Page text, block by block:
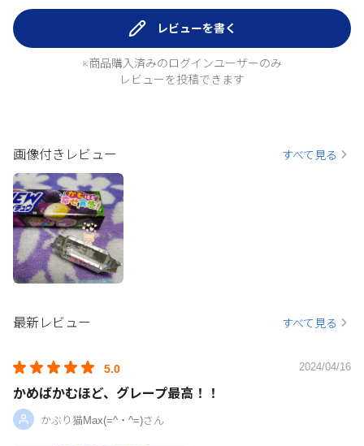
レビューを書く
※商品購入済みのログインユーザーのみ
レビューを投稿できます
画像付きレビュー すべて見る
最新レビュー すべて見る
5.0 2024/04/16
かめばかむほど、グレープ最高！！
かぶり猫Max(=^・^=)さん